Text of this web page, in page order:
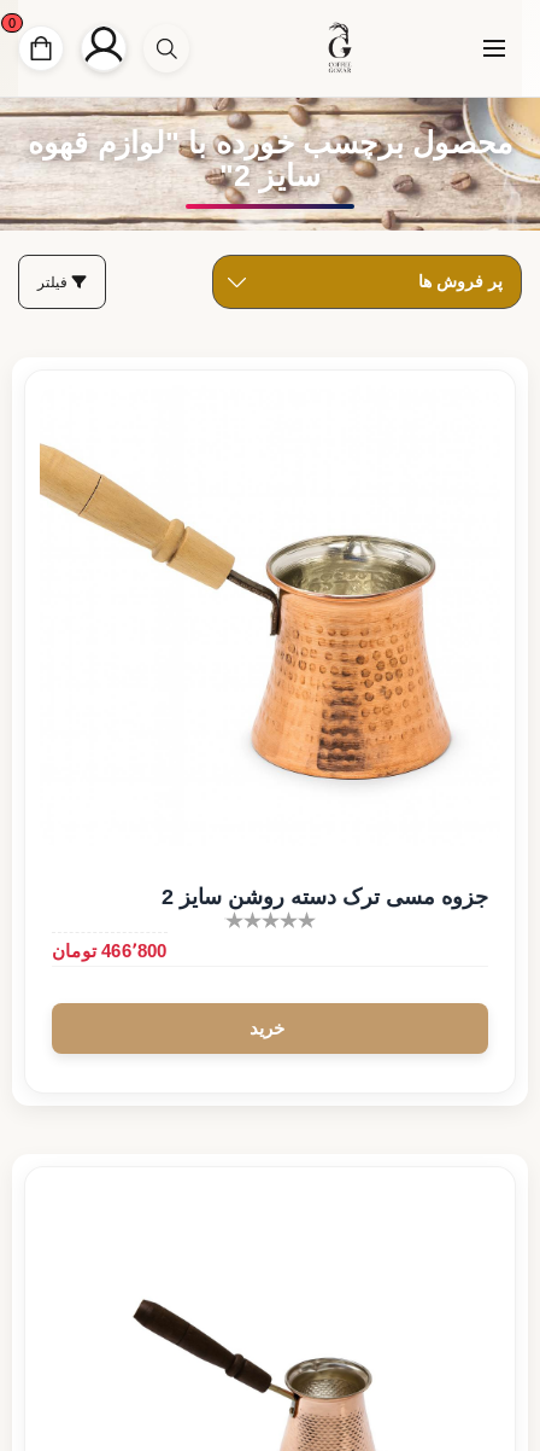
0
محصول برچسب خورده با "لوازم قهوه
سایز 2"
فیلتر
جزوه مسی ترک دسته روشن سایز 2
466٬800 تومان